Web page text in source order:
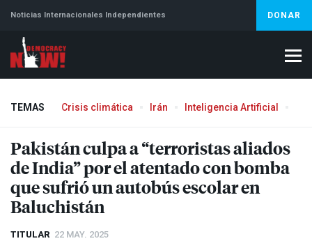
Noticias Internacionales Independientes DONAR
TEMAS Crisis climática Irán Inteligencia Artificial
Pakistán culpa a “terroristas aliados
de India” por el atentado con bomba
que sufrió un autobús escolar en
Baluchistán
TITULAR 22 MAY. 2025